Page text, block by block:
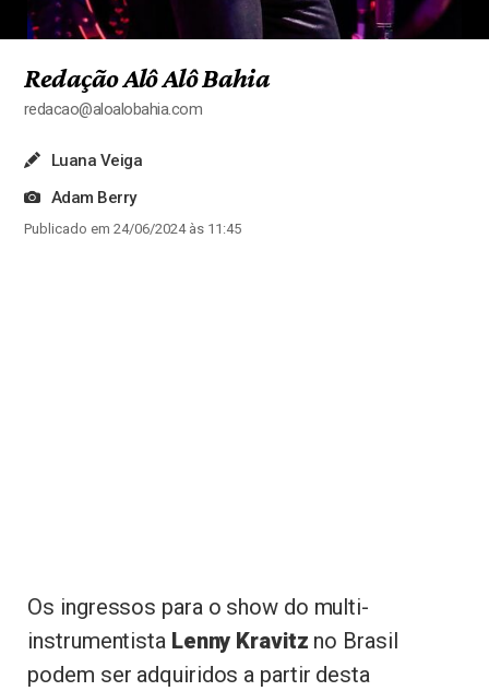
Redação Alô Alô Bahia
redacao@aloalobahia.com
Luana Veiga
Adam Berry
Publicado em 24/06/2024 às 11:45
Os ingressos para o show do multi-
instrumentista Lenny Kravitz no Brasil
podem ser adquiridos a partir desta